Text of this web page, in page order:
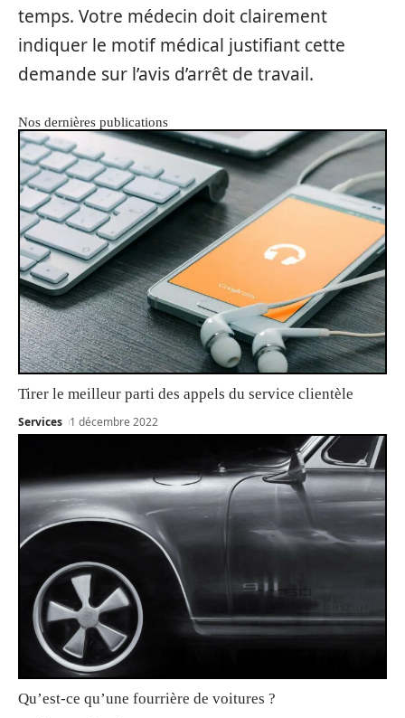
temps. Votre médecin doit clairement
indiquer le motif médical justifiant cette
demande sur l’avis d’arrêt de travail.
Nos dernières publications
Tirer le meilleur parti des appels du service clientèle
Services 1 décembre 2022
Qu’est-ce qu’une fourrière de voitures ?